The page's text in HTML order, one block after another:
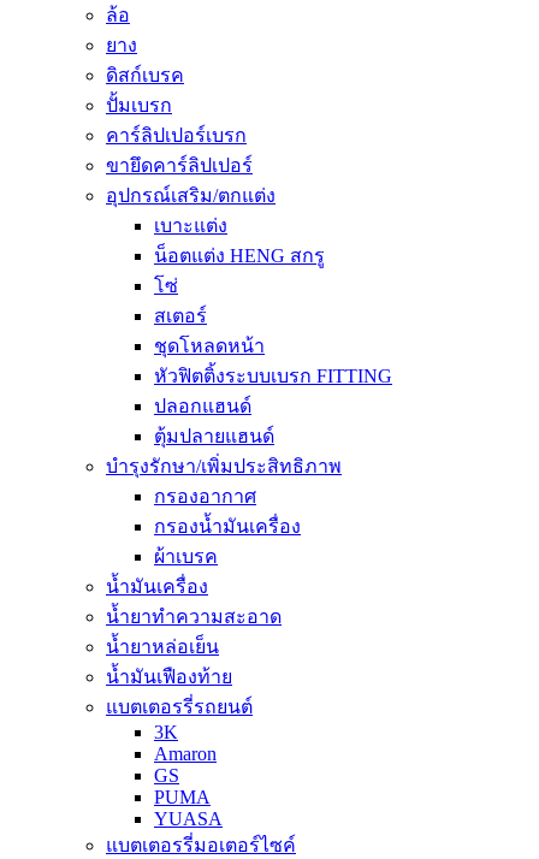
ล้อ
ยาง
ดิสก์เบรค
ปั้มเบรก
คาร์ลิปเปอร์เบรก
ขายึดคาร์ลิปเปอร์
อุปกรณ์เสริม/ตกแต่ง
เบาะแต่ง
น็อตแต่ง HENG สกรู
โซ่
สเตอร์
ชุดโหลดหน้า
หัวฟิตติ้งระบบเบรก FITTING
ปลอกแฮนด์
ตุ้มปลายแฮนด์
บำรุงรักษา/เพิ่มประสิทธิภาพ
กรองอากาศ
กรองน้ำมันเครื่อง
ผ้าเบรค
น้ำมันเครื่อง
น้ำยาทำความสะอาด
น้ำยาหล่อเย็น
น้ำมันเฟืองท้าย
แบตเตอรรี่รถยนต์
3K
Amaron
GS
PUMA
YUASA
แบตเตอรรี่มอเตอร์ไซค์